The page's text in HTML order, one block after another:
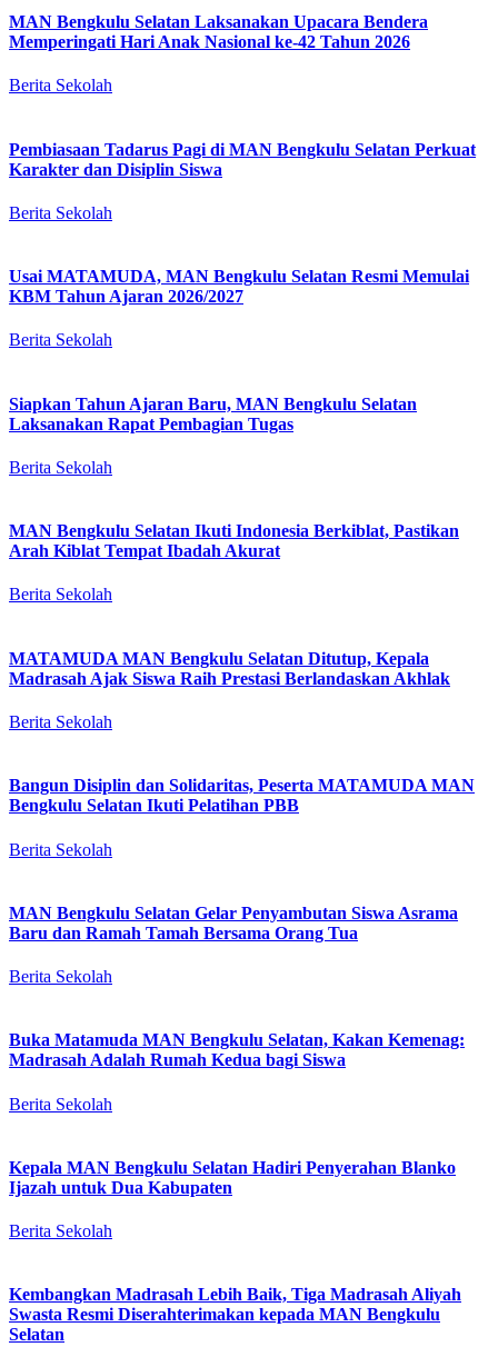
MAN Bengkulu Selatan Laksanakan Upacara Bendera
Memperingati Hari Anak Nasional ke-42 Tahun 2026
Berita Sekolah
Pembiasaan Tadarus Pagi di MAN Bengkulu Selatan Perkuat
Karakter dan Disiplin Siswa
Berita Sekolah
Usai MATAMUDA, MAN Bengkulu Selatan Resmi Memulai
KBM Tahun Ajaran 2026/2027
Berita Sekolah
Siapkan Tahun Ajaran Baru, MAN Bengkulu Selatan
Laksanakan Rapat Pembagian Tugas
Berita Sekolah
MAN Bengkulu Selatan Ikuti Indonesia Berkiblat, Pastikan
Arah Kiblat Tempat Ibadah Akurat
Berita Sekolah
MATAMUDA MAN Bengkulu Selatan Ditutup, Kepala
Madrasah Ajak Siswa Raih Prestasi Berlandaskan Akhlak
Berita Sekolah
Bangun Disiplin dan Solidaritas, Peserta MATAMUDA MAN
Bengkulu Selatan Ikuti Pelatihan PBB
Berita Sekolah
MAN Bengkulu Selatan Gelar Penyambutan Siswa Asrama
Baru dan Ramah Tamah Bersama Orang Tua
Berita Sekolah
Buka Matamuda MAN Bengkulu Selatan, Kakan Kemenag:
Madrasah Adalah Rumah Kedua bagi Siswa
Berita Sekolah
Kepala MAN Bengkulu Selatan Hadiri Penyerahan Blanko
Ijazah untuk Dua Kabupaten
Berita Sekolah
Kembangkan Madrasah Lebih Baik, Tiga Madrasah Aliyah
Swasta Resmi Diserahterimakan kepada MAN Bengkulu
Selatan